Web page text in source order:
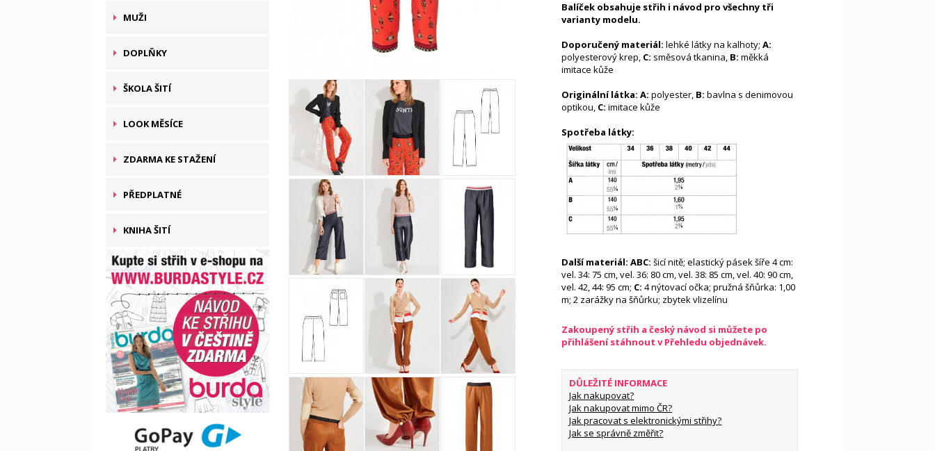
MUŽI
DOPLŇKY
ŠKOLA ŠITÍ
LOOK MĚSÍCE
ZDARMA KE STAŽENÍ
PŘEDPLATNÉ
KNIHA ŠITÍ
Balíček obsahuje střih i návod pro všechny tři
varianty modelu.
Doporučený materiál: lehké látky na kalhoty; A:
polyesterový krep, C: směsová tkanina, B: měkká
imitace kůže
Originální látka: A:polyester, B:bavlna s denimovou
optikou, C:imitace kůže
Spotřeba látky:
Další materiál: ABC:šicí nitě; elastický pásek šíře 4 cm:
vel. 34: 75 cm, vel. 36: 80 cm, vel. 38: 85 cm, vel. 40: 90 cm,
vel. 42, 44: 95 cm; C: 4 nýtovací očka; pružná šňůrka: 1,00
m; 2 zarážky na šňůrku; zbytek vlizelínu
Zakoupený střih a český návod si můžete po
přihlášení stáhnout v Přehledu objednávek.
DŮLEŽITÉ INFORMACE
Jak nakupovat?
Jak nakupovat mimo ČR?
Jak pracovat s elektronickými střihy?
Jak se správně změřit?